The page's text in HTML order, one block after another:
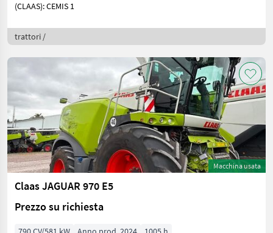
(CLAAS): CEMIS 1
trattori /
Macchina usata
Claas JAGUAR 970 E5
Prezzo su richiesta